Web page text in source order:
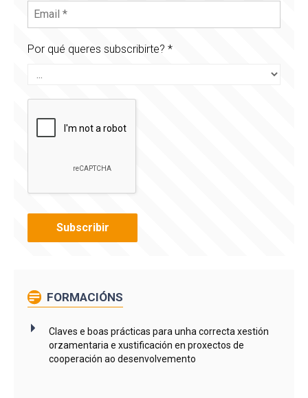
Por qué queres subscribirte? *
FORMACIÓNS
Claves e boas prácticas para unha correcta xestión
orzamentaria e xustificación en proxectos de
cooperación ao desenvolvemento